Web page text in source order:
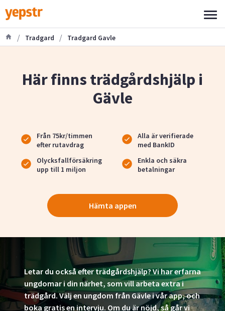
/ Tradgard / Tradgard Gavle
Här finns trädgårdshjälp i
Gävle
Från 75kr/timmen
efter rutavdrag
Alla är verifierade
med BankID
Olycksfallförsäkring
upp till 1 miljon
Enkla och säkra
betalningar
Hämta appen
Letar du också efter trädgårdshjälp? Vi har erfarna
ungdomar i din närhet, som vill arbeta extra i
trädgård. Välj en ungdom från Gävle i vår app, och
boka gratis en intervju. Om du är nöjd, så går vi